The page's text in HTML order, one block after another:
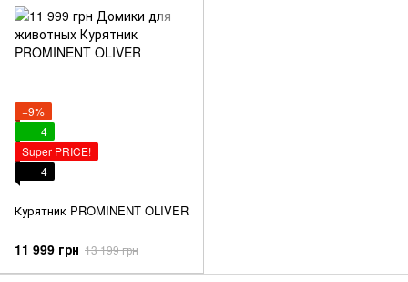
−9%
4
Super PRICE!
4
Курятник PROMINENT OLIVER
11 999 грн 13 199 грн